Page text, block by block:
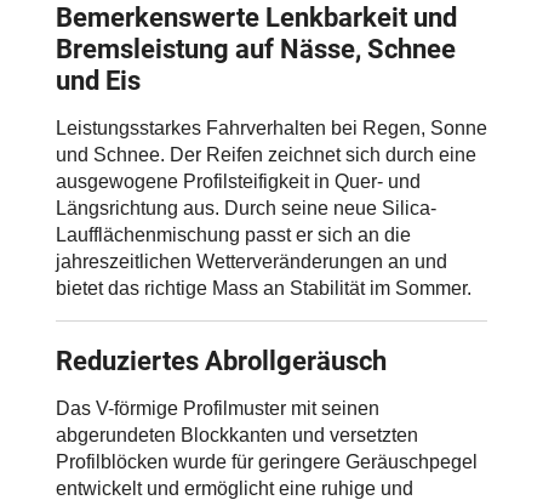
Bemerkenswerte Lenkbarkeit und
Bremsleistung auf Nässe, Schnee
und Eis
Leistungsstarkes Fahrverhalten bei Regen, Sonne
und Schnee. Der Reifen zeichnet sich durch eine
ausgewogene Profilsteifigkeit in Quer- und
Längsrichtung aus. Durch seine neue Silica-
Laufflächenmischung passt er sich an die
jahreszeitlichen Wetterveränderungen an und
bietet das richtige Mass an Stabilität im Sommer.
Reduziertes Abrollgeräusch
Das V-förmige Profilmuster mit seinen
abgerundeten Blockkanten und versetzten
Profilblöcken wurde für geringere Geräuschpegel
entwickelt und ermöglicht eine ruhige und